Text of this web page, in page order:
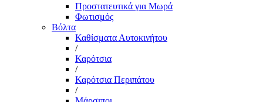
Προστατευτικά για Μωρά
Φωτισμός
Βόλτα
Καθίσματα Αυτοκινήτου
/
Καρότσια
/
Καρότσια Περιπάτου
/